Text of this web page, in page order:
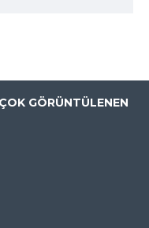
GÖRÜNTÜLENEN